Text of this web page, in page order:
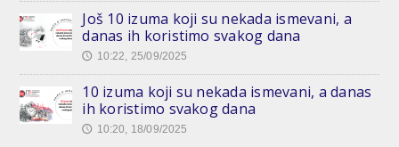
Još 10 izuma koji su nekada ismevani, a
danas ih koristimo svakog dana
🕔 10:22, 25/09/2025
10 izuma koji su nekada ismevani, a danas
ih koristimo svakog dana
🕔 10:20, 18/09/2025